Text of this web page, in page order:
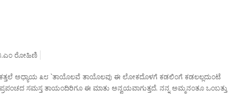
ರೋಹಿಣಿ
ಅಧ್ಯಾಯ ೩೮ `ತಾಯೊಲವೆ ತಾಯೊಲವು ಈ ಲೋಕದೊಳಗೆ ಕಡಲಿಂಗೆ ಕಡಲಲ್ಲದುಂಟೆ
ಸಮಸ್ತ ತಾಯಂದಿರಿಗೂ ಈ ಮಾತು ಅನ್ವಯವಾಗುತ್ತದೆ. ನನ್ನ ಅಮ್ಮನಂತೂ ಒಂಬತ್ತು